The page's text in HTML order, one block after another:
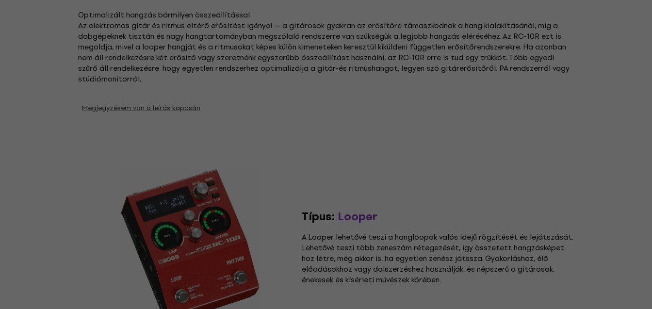
Optimalizált hangzás bármilyen összeállítással
Az elektromos gitár és ritmus eltérő erősítést igényel — a gitárosok gyakran az erősítőre támaszkodnak a hang kialakításánál, míg a
dobgépeknek tisztán és nagy hangtartományban megszólaló rendszerre van szükségük a legjobb hangzás eléréséhez. Az RC-10R ezt is
megoldja, mivel a looper hangját és a ritmusokat képes külön kimeneteken keresztül kiküldeni független erősítőrendszerekre. Ha azonban
nem áll rendelkezésre két erősítő vagy szeretnénk egyszerűbb összeállítást használni, az RC-10R erre is tud egy trükköt. Több egyedi
szűrő áll rendelkezésre, hogy egyetlen rendszerhez optimalizálja a gitár-és ritmushangot, legyen szó gitárerősítőről, PA rendszerről vagy
stúdiómonitorról.
Megjegyzésem van a leírás kapcsán
Típus: Looper
A Looper lehetővé teszi a hangloopok valós idejű rögzítését és lejátszását.
Lehetővé teszi több zeneszám rétegezését, így összetett hangzásképet
hoz létre, még akkor is, ha egyetlen zenész játssza. Gyakorláshoz, élő
előadásokhoz vagy dalszerzéshez használják, és népszerű a gitárosok,
énekesek és kísérleti művészek körében.